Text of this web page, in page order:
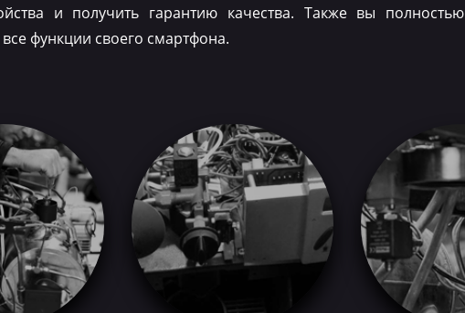
и получить гарантию качества. Также вы полностью
все функции своего смартфона.